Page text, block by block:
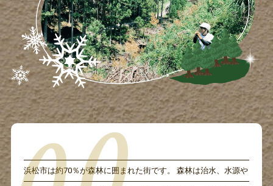
浜松市は約70％が森林に囲まれた街です。 森林は治水、水源や